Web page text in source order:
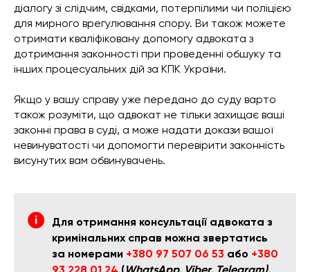
діалогу зі слідчим, свідками, потерпілими чи поліцією
для мирного врегулювання спору. Ви також можете
отримати кваліфіковану допомогу адвоката з
дотримання законності при проведенні обшуку та
інших процесуальних дій за КПК України.
Якщо у вашу справу уже передано до суду варто
також розуміти, що адвокат не тільки захищає ваші
законні права в суді, а може надати докази вашої
невинуватості чи допомогти перевірити законність
висунутих вам обвинувачень.
Для отримання консультації адвоката з
кримінальних справ можна звертатись
за номерами +380 97 507 06 53 або +380